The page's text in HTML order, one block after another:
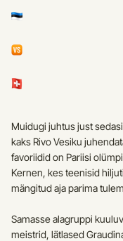
Muidugi juhtus just
kaks Rivo Vesiku
favoriidid on Pariisi
Kernen, kes teenisid
mängitud aja parima
Samasse alagruppi
meistrid, lätlased